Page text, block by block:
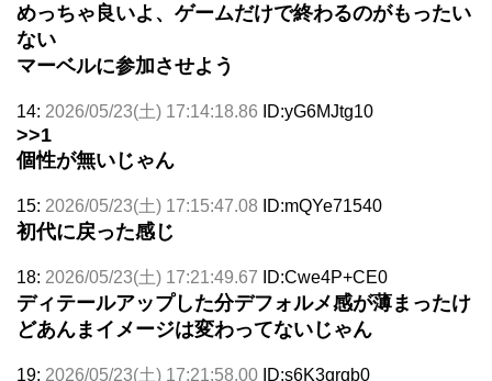
めっちゃ良いよ、ゲームだけで終わるのがもったい
ない
マーベルに参加させよう
14: 2026/05/23(土) 17:14:18.86 ID:yG6MJtg10
>>1
個性が無いじゃん
15: 2026/05/23(土) 17:15:47.08 ID:mQYe71540
初代に戻った感じ
18: 2026/05/23(土) 17:21:49.67 ID:Cwe4P+CE0
ディテールアップした分デフォルメ感が薄まったけ
どあんまイメージは変わってないじゃん
19: 2026/05/23(土) 17:21:58.00 ID:s6K3qrqb0